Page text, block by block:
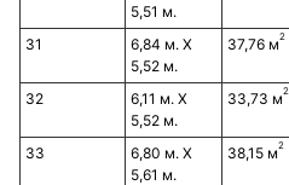
5,51 м.
31
6,84 м. Х
5,52 м.
37,76 м2
32
6,11 м. Х
5,52 м.
33,73 м2
33
6,80 м. Х
5,61 м.
38,15 м2